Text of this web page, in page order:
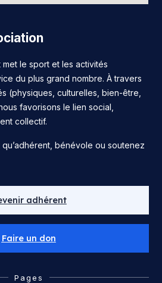
met le sport et les activités
du plus grand nombre. À travers
(physiques, culturelles, bien-être,
favorisons le lien social,
collectif.
bénévole ou soutenez
adhérent
Faire un don
Pages